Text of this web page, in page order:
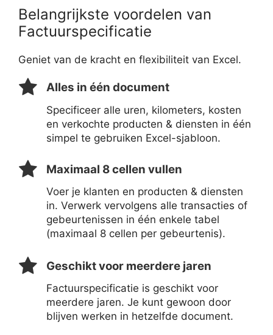
Belangrijkste voordelen van
Factuurspecificatie
Geniet van de kracht en flexibiliteit van Excel.
Alles in één document
Specificeer alle uren, kilometers, kosten
en verkochte producten & diensten in één
simpel te gebruiken Excel-sjabloon.
Maximaal 8 cellen vullen
Voer je klanten en producten & diensten
in. Verwerk vervolgens alle transacties of
gebeurtenissen in één enkele tabel
(maximaal 8 cellen per gebeurtenis).
Geschikt voor meerdere jaren
Factuurspecificatie is geschikt voor
meerdere jaren. Je kunt gewoon door
blijven werken in hetzelfde document.